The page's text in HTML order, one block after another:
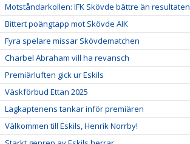
Motståndarkollen: IFK Skövde bättre än resultaten
Bittert poängtapp mot Skövde AIK
Fyra spelare missar Skövdematchen
Charbel Abraham vill ha revansch
Premiärluften gick ur Eskils
Väskförbud Ettan 2025
Lagkaptenens tankar inför premiären
Välkommen till Eskils, Henrik Norrby!